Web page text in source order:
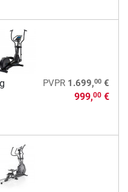
PVPR 1.699,00€
999,00€